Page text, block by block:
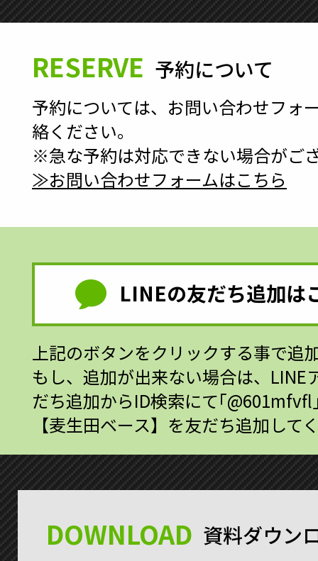
RESERVE 予約について
予約については、お問い合わせフォ
絡ください。
※急な予約は対応できない場合がご
≫お問い合わせフォームはこちら
LINEの友だち追加は
上記のボタンをクリックする事で追
もし、追加が出来ない場合は、LINE
だち追加からID検索にて｢@601mfvfl
【麦生田ベース】を友だち追加して
DOWNLOAD 資料ダウン